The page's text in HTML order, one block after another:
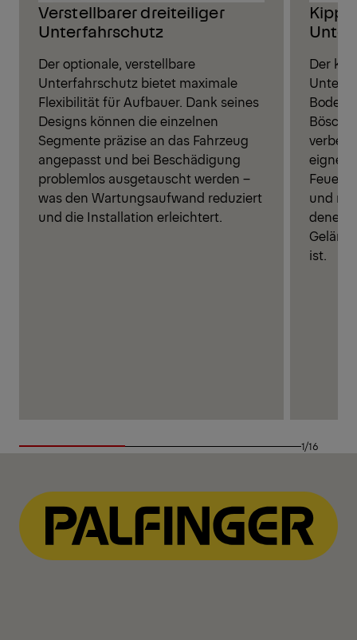
Verstellbarer dreiteiliger
Unterfahrschutz
Der optionale, verstellbare
Unterfahrschutz bietet maximale
Flexibilität für Aufbauer. Dank seines
Designs können die einzelnen
Segmente präzise an das Fahrzeug
angepasst und bei Beschädigung
problemlos ausgetauscht werden –
was den Wartungsaufwand reduziert
und die Installation erleichtert.
Kipp-
Der
eignet
und
denen
ist.
1/16